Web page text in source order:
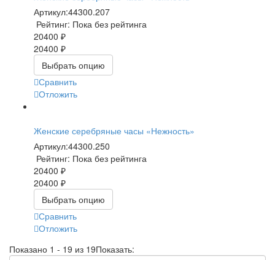
Артикул:44300.207
Рейтинг: Пока без рейтинга
20400 ₽
20400 ₽
Выбрать опцию
Сравнить
Отложить
Женские серебряные часы «Нежность»
Артикул:44300.250
Рейтинг: Пока без рейтинга
20400 ₽
20400 ₽
Выбрать опцию
Сравнить
Отложить
Показано 1 - 19 из 19Показать: